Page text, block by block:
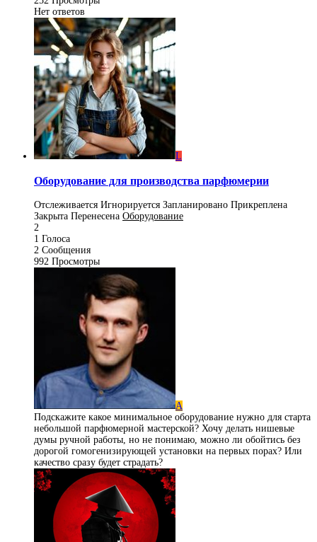
Нет ответов
L
Оборудование для производства парфюмерии
Отслеживается Игнорируется Запланировано Прикреплена
Закрыта Перенесена Оборудование
2
1 Голоса
2 Сообщения
992 Просмотры
А
Подскажите какое минимальное оборудование нужно для старта
небольшой парфюмерной мастерской? Хочу делать нишевые
думы ручной работы, но не понимаю, можно ли обойтись без
дорогой гомогенизирующей установки на первых порах? Или
качество сразу будет страдать?